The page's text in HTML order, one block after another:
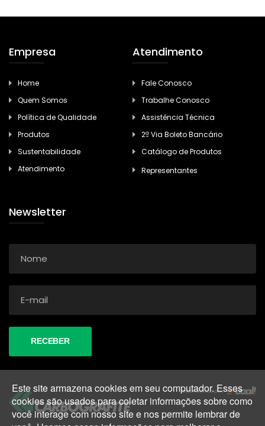
Este site armazena cookies em seu computador. Esses
cookies são usados para coletar informações sobre como
você interage com nosso site e nos permite lembrar de
Empresa
Home
Quem Somos
Política de Qualidade
Produtos
Sustentabilidade
Atendimento
Atendimento
Fale Conosco
Trabalhe Conosco
Assistência Técnica
2ª Via Boleto Bancário
Catálogo de Produtos
Representantes
Newsletter